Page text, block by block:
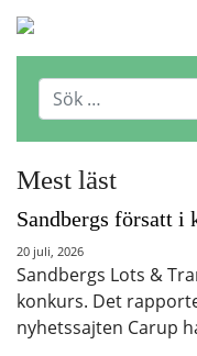
Mest läst
Sandbergs försatt i
20 juli, 2026
Sandbergs Lots &
konkurs. Det
nyhetssajten Carup